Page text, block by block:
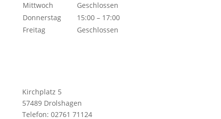
Mittwoch
Geschlossen
Donnerstag
15:00 – 17:00
Freitag
Geschlossen
Kirchplatz 5
57489 Drolshagen
Telefon: 02761 71124